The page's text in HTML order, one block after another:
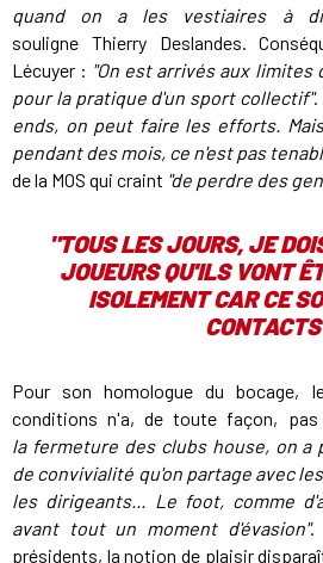
quand on a les vestiaires à
souligne Thierry Deslandes.
Lécuyer : "On est arrivés aux
pour la pratique d'un sport collectif".
ends, on peut faire les efforts.
pendant des mois, ce n'est pas
de la MOS qui craint "de perdre des
"TOUS LES JOURS, JE
JOUEURS QU'ILS VONT
ISOLEMENT CAR CE
Pour son homologue du bocage,
conditions n'a, de toute façon, pas
la fermeture des clubs house, on
de convivialité qu'on partage avec
les dirigeants... Le foot, comme
avant tout un moment d'évasion".
présidents, la notion de plaisir